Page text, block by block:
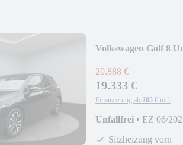
Volkswagen Golf 8
20.888 €
19.333 €
Finanzierung ab 205 € mtl.
Unfallfrei • EZ 06/
Sitzheizung vorn